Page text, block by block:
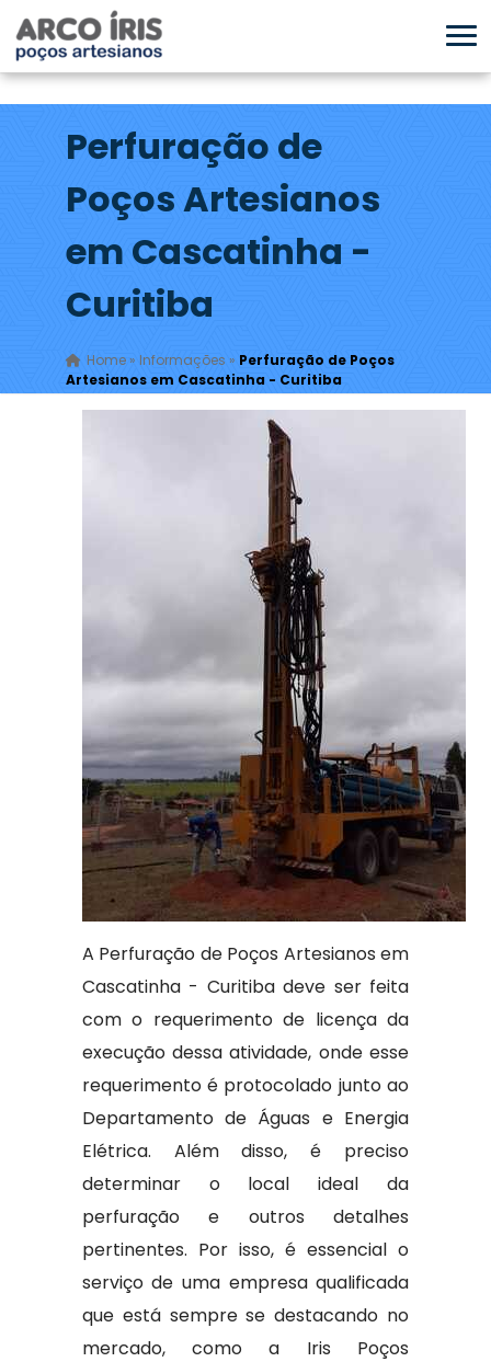
Perfuração de
Poços Artesianos
em Cascatinha -
Curitiba
Home» Informações » Perfuração de Poços
Artesianos em Cascatinha - Curitiba
A Perfuração de Poços Artesianos em
Cascatinha - Curitiba deve ser feita
com o requerimento de licença da
execução dessa atividade, onde esse
requerimento é protocolado junto ao
Departamento de Águas e Energia
Elétrica. Além disso, é preciso
determinar o local ideal da
perfuração e outros detalhes
pertinentes. Por isso, é essencial o
serviço de uma empresa qualificada
que está sempre se destacando no
mercado, como a Iris Poços